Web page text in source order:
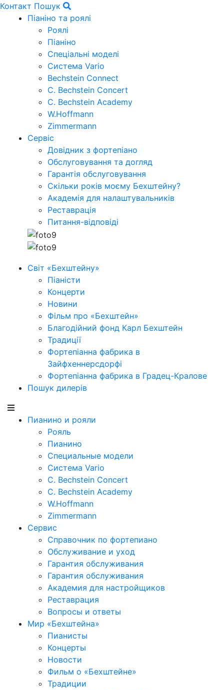
Контакт Пошук
Піаніно та роялі
Роялі
Піаніно
Спеціальні моделі
Система Vario
Bechstein Connect
C. Bechstein Concert
C. Bechstein Academy
W.Hoffmann
Zimmermann
Сервіс
Довідник з фортепіано
Обслуговування та догляд
Гарантія обслуговування
Скільки років моєму Бехштейну?
Академія для налаштувальників
Реставрація
Питання-відповіді
Світ «Бехштейну»
Піаністи
Концерти
Новини
Фільм про «Бехштейн»
Благодійний фонд Карл Бехштейн
Традиції
Фортепіанна фабрика в
Зайфхеннерсдорфi
Фортепіанна фабрика в Градец-Кралове
Пошук дилерів
Пианино и рояли
Рояль
Пианино
Специальные модели
Система Vario
C. Bechstein Concert
C. Bechstein Academy
W.Hoffmann
Zimmermann
Сервис
Справочник по фортепиано
Обслуживание и уход
Гарантия обслуживания
Гарантия обслуживания
Академия для настройщиков
Реставрация
Вопросы и ответы
Мир «Бехштейна»
Пианисты
Концерты
Новости
Фильм о «Бехштейне»
Традиции